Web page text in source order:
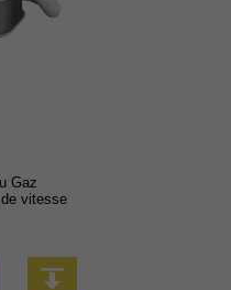
Gaz
de vitesse